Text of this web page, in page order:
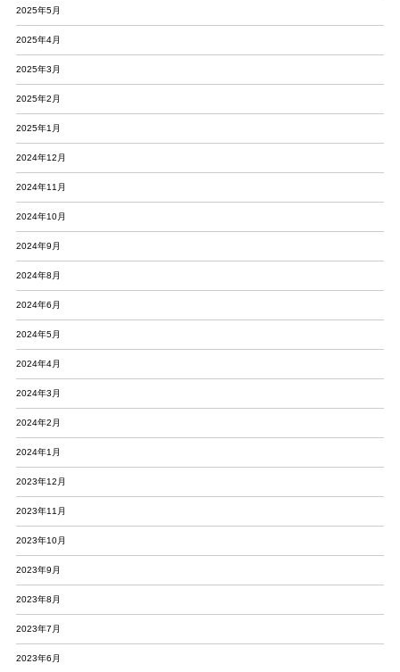
2025年5月
2025年4月
2025年3月
2025年2月
2025年1月
2024年12月
2024年11月
2024年10月
2024年9月
2024年8月
2024年6月
2024年5月
2024年4月
2024年3月
2024年2月
2024年1月
2023年12月
2023年11月
2023年10月
2023年9月
2023年8月
2023年7月
2023年6月